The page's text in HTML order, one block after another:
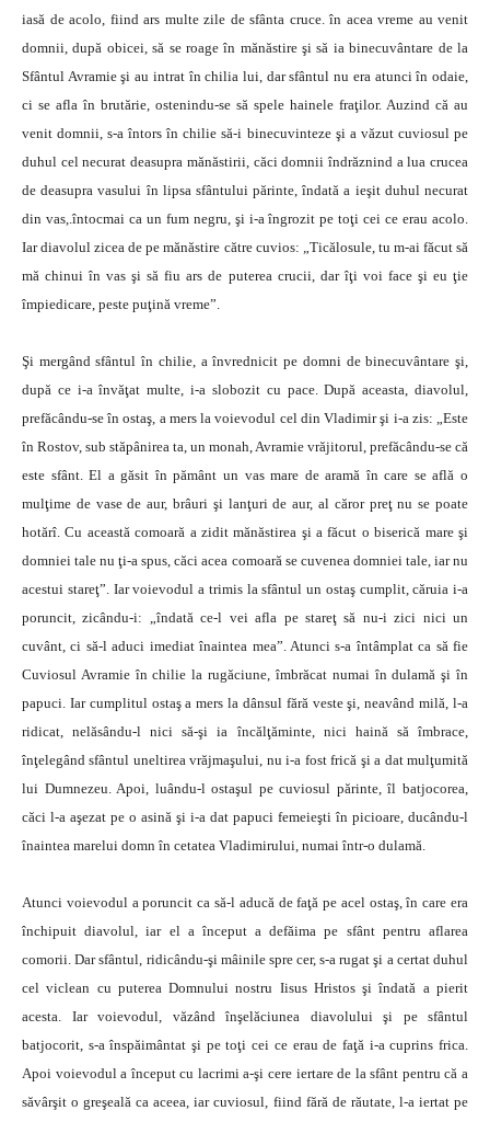
iasă de acolo, fiind ars multe zile de sfânta cruce. în acea vreme au venit
domnii, după obicei, să se roage în mănăstire şi să ia binecuvântare de la
Sfântul Avramie şi au intrat în chilia lui, dar sfântul nu era atunci în odaie,
ci se afla în brutărie, ostenindu-se să spele hainele fraţilor. Auzind că au
venit domnii, s-a întors în chilie să-i binecuvinteze şi a văzut cuviosul pe
duhul cel necurat deasupra mănăstirii, căci domnii îndrăznind a lua crucea
de deasupra vasului în lipsa sfântului părinte, îndată a ieşit duhul necurat
din vas,.întocmai ca un fum negru, şi i-a îngrozit pe toţi cei ce erau acolo.
Iar diavolul zicea de pe mănăstire către cuvios: „Ticălosule, tu m-ai făcut să
mă chinui în vas şi să fiu ars de puterea crucii, dar îţi voi face şi eu ţie
împiedicare, peste puţină vreme”.
Şi mergând sfântul în chilie, a învrednicit pe domni de binecuvântare şi,
după ce i-a învăţat multe, i-a slobozit cu pace. După aceasta, diavolul,
prefăcându-se în ostaş, a mers la voievodul cel din Vladimir şi i-a zis: „Este
în Rostov, sub stăpânirea ta, un monah, Avramie vrăjitorul, prefăcându-se că
este sfânt. El a găsit în pământ un vas mare de aramă în care se află o
mulţime de vase de aur, brâuri şi lanţuri de aur, al căror preţ nu se poate
hotărî. Cu această comoară a zidit mănăstirea şi a făcut o biserică mare şi
domniei tale nu ţi-a spus, căci acea comoară se cuvenea domniei tale, iar nu
acestui stareţ”. Iar voievodul a trimis la sfântul un ostaş cumplit, căruia i-a
poruncit, zicându-i: „îndată ce-l vei afla pe stareţ să nu-i zici nici un
cuvânt, ci să-l aduci imediat înaintea mea”. Atunci s-a întâmplat ca să fie
Cuviosul Avramie în chilie la rugăciune, îmbrăcat numai în dulamă şi în
papuci. Iar cumplitul ostaş a mers la dânsul fără veste şi, neavând milă, l-a
ridicat, nelăsându-l nici să-şi ia încălţăminte, nici haină să îmbrace,
înţelegând sfântul uneltirea vrăjmaşului, nu i-a fost frică şi a dat mulţumită
lui Dumnezeu. Apoi, luându-l ostaşul pe cuviosul părinte, îl batjocorea,
căci l-a aşezat pe o asină şi i-a dat papuci femeieşti în picioare, ducându-l
înaintea marelui domn în cetatea Vladimirului, numai într-o dulamă.
Atunci voievodul a poruncit ca să-l aducă de faţă pe acel ostaş, în care era
închipuit diavolul, iar el a început a defăima pe sfânt pentru aflarea
comorii. Dar sfântul, ridicându-şi mâinile spre cer, s-a rugat şi a certat duhul
cel viclean cu puterea Domnului nostru Iisus Hristos şi îndată a pierit
acesta. Iar voievodul, văzând înşelăciunea diavolului şi pe sfântul
batjocorit, s-a înspăimântat şi pe toţi cei ce erau de faţă i-a cuprins frica.
Apoi voievodul a început cu lacrimi a-şi cere iertare de la sfânt pentru că a
săvârşit o greşeală ca aceea, iar cuviosul, fiind fără de răutate, l-a iertat pe